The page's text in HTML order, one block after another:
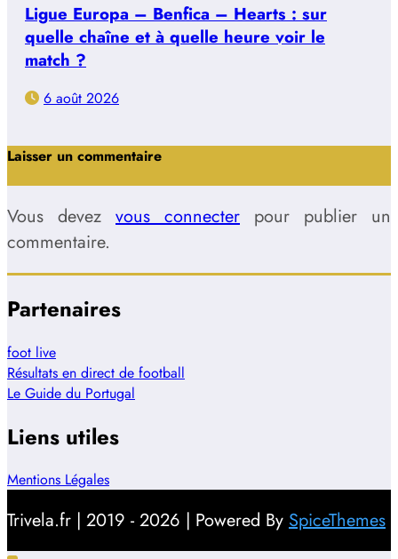
Ligue Europa – Benfica – Hearts : sur
quelle chaîne et à quelle heure voir le
match ?
6 août 2026
Laisser un commentaire
Vous devez vous connecter pour publier un
commentaire.
Partenaires
foot live
Résultats en direct de football
Le Guide du Portugal
Liens utiles
Mentions Légales
Trivela.fr | 2019 - 2026 | Powered By SpiceThemes